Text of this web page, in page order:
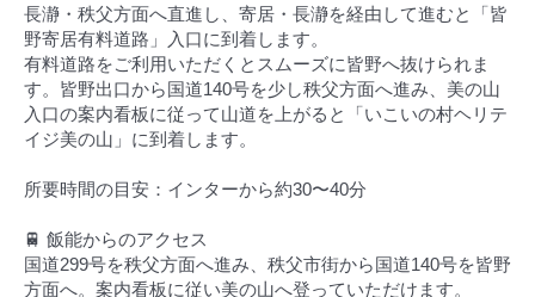
長瀞・秩父方面へ直進し、寄居・長瀞を経由して進むと「皆
野寄居有料道路」入口に到着します。
有料道路をご利用いただくとスムーズに皆野へ抜けられま
す。皆野出口から国道140号を少し秩父方面へ進み、美の山
入口の案内看板に従って山道を上がると「いこいの村ヘリテ
イジ美の山」に到着します。
所要時間の目安：インターから約30〜40分
🚆 飯能からのアクセス
国道299号を秩父方面へ進み、秩父市街から国道140号を皆野
方面へ。案内看板に従い美の山へ登っていただけます。